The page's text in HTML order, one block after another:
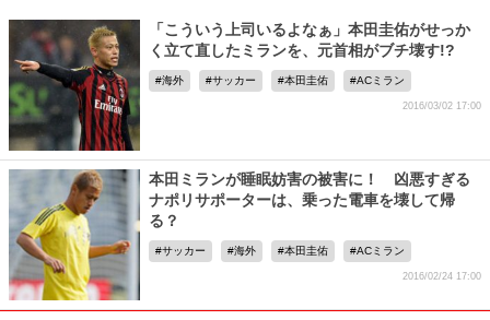
「こういう上司いるよなぁ」本田圭佑がせっか
く立て直したミランを、元首相がブチ壊す!?
海外 サッカー 本田圭佑 ACミラン
2016/03/02 17:00
本田ミランが睡眠妨害の被害に！ 凶悪すぎる
ナポリサポーターは、乗った電車を壊して帰
る？
サッカー 海外 本田圭佑 ACミラン
2016/02/24 17:00